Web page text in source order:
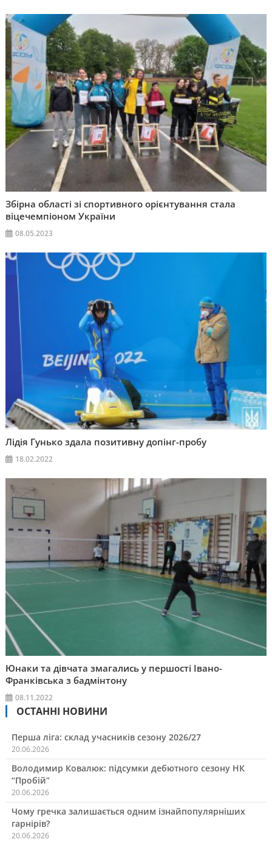
Збірна області зі спортивного орієнтування стала
віцечемпіоном України
08.05.2023
Лідія Гунько здала позитивну допінг-пробу
18.02.2022
Юнаки та дівчата змагались у першості Івано-
Франківська з бадмінтону
08.11.2022
ОСТАННІ НОВИНИ
Перша ліга: склад учасників сезону 2026/27
20.06.2026
Володимир Ковалюк: підсумки дебютного сезону НК
“Пробій”
20.06.2026
Чому гречка залишається одним ізнайпопулярніших
гарнірів?
20.06.2026